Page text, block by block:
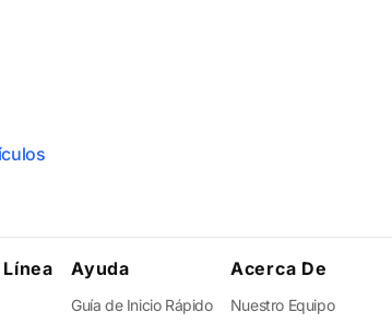
Ayuda
Guía de Inicio Rápido
Acerca De
Nuestro Equipo